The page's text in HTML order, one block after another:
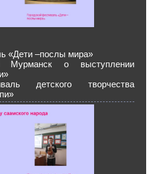
«Дети –послы мира»
Мурманск о выступлении
детского творчества